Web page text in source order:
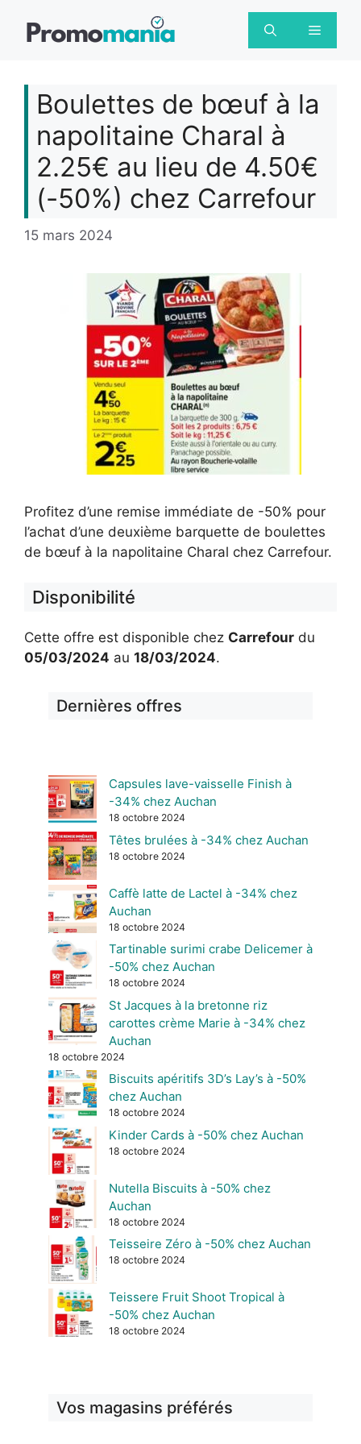
Menu
Boulettes de bœuf à la
napolitaine Charal à
2.25€ au lieu de 4.50€
(-50%) chez Carrefour
15 mars 2024
Profitez d’une remise immédiate de -50% pour
l’achat d’une deuxième barquette de boulettes
de bœuf à la napolitaine Charal chez Carrefour.
Disponibilité
Cette offre est disponible chez Carrefour du
05/03/2024 au 18/03/2024.
Dernières offres
Capsules lave-vaisselle Finish à
-34% chez Auchan
18 octobre 2024
Têtes brulées à -34% chez Auchan
18 octobre 2024
Caffè latte de Lactel à -34% chez
Auchan
18 octobre 2024
Tartinable surimi crabe Delicemer à
-50% chez Auchan
18 octobre 2024
St Jacques à la bretonne riz
carottes crème Marie à -34% chez
Auchan
18 octobre 2024
Biscuits apéritifs 3D’s Lay’s à -50%
chez Auchan
18 octobre 2024
Kinder Cards à -50% chez Auchan
18 octobre 2024
Nutella Biscuits à -50% chez
Auchan
18 octobre 2024
Teisseire Zéro à -50% chez Auchan
18 octobre 2024
Teissere Fruit Shoot Tropical à
-50% chez Auchan
18 octobre 2024
Vos magasins préférés